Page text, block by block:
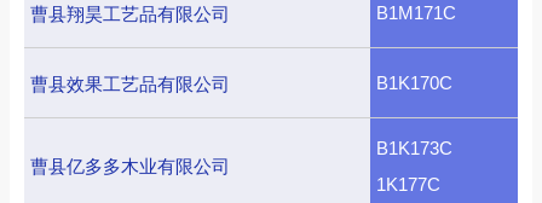
曹县翔昊工艺品有限公司 B1M171C
曹县效果工艺品有限公司 B1K170C
曹县亿多多木业有限公司
B1K173C
1K177C